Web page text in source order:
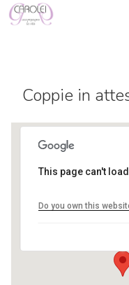
Salta
Coppie in
Centro
This page can't
Do you own this